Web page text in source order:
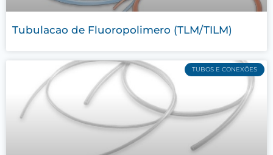
Tubulacao de Fluoropolimero (TLM/TILM)
TUBOS E CONEXÕES